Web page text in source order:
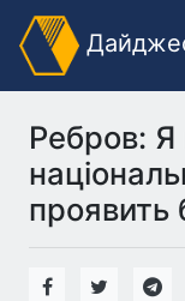
Ребров:
проявить